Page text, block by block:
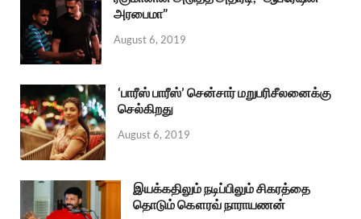
அரபைமா”
August 6, 2019
‘பாரீஸ் பாரீஸ்’ சென்சார் மறுபரிசீலனைக்கு
செல்கிறது
August 6, 2019
இயக்கதிலும் நடிப்பிலும் சிகரத்தை
தொடும் கௌரவ் நாராயணன்